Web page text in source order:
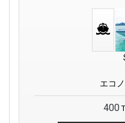
エコ
400